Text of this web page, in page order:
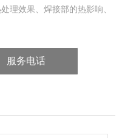
理效果、焊接部的热影响、
服务电话